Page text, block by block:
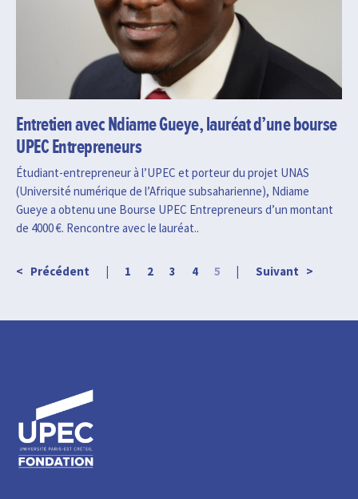
Entretien avec Ndiame Gueye, lauréat d’une bourse
UPEC Entrepreneurs
Étudiant-entrepreneur à l’UPEC et porteur du projet UNAS
(Université numérique de l’Afrique subsaharienne), Ndiame
Gueye a obtenu une Bourse UPEC Entrepreneurs d’un montant
de 4000 €. Rencontre avec le lauréat..
< Précédent | 1 2 3 4 5 | Suivant >